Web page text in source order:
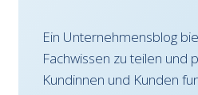
Ein Unternehmensblog
Fachwissen zu teilen und
Kundinnen und Kunden